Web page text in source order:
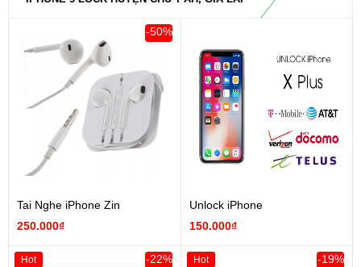
Tai Nghe iPhone Zin
250.000₫
-50%
Unlock iPhone
150.000₫
-22%
Hot -19%
Hot